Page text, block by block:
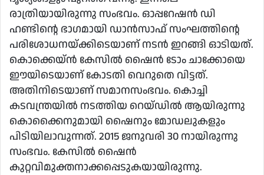
രാത്രിയായിരുന്നു സംഭവം. ഓപ്പറേഷന്‍ ഡി
ഹണ്ടിന്റെ ഭാഗമായി ഡാന്‍സാഫ് സംഘത്തിന്റെ
പരിശോധനയ്ക്കിടെയാണ് നടന്‍ ഇറങ്ങി ഓടിയത്.
കൊക്കെയ്ൻ കേസില്‍ ഷൈന്‍ ടോം ചാക്കോയെ
ഈയിടെയാണ് കോടതി വെറുതെ വിട്ടത്.
അതിനിടെയാണ് സമാനസംഭവം. കൊച്ചി
കടവന്ത്രയില്‍ നടത്തിയ റെയ്ഡില്‍ ആയിരുന്നു
കൊക്കൈനുമായി ഷൈനും മോഡലുകളും
പിടിയിലാവുന്നത്. 2015 ജനുവരി 30 നായിരുന്നു
സംഭവം. കേസില്‍ ഷൈന്‍
കുറ്റവിമുക്തനാക്കപ്പെടുകയായിരുന്നു.